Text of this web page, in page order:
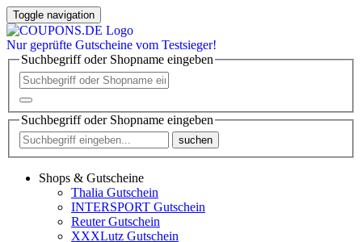
Toggle navigation
Nur geprüfte Gutscheine vom Testsieger!
Suchbegriff oder Shopname eingeben
Suchbegriff oder Shopname eingeben
suchen
Shops & Gutscheine
Thalia Gutschein
INTERSPORT Gutschein
Reuter Gutschein
XXXLutz Gutschein